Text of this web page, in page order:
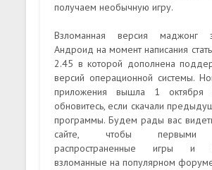
получаем необычную игру.
Взломанная версия маджонг
Андроид на момент написания
2.45 в которой дополнена
версий операционной системы.
приложения вышла 1
обновитесь, если скачали
программы. Будем рады вас
сайте, чтобы первыми
распространенные игры и
взломанные на популярном